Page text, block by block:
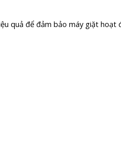
quả để đảm bảo máy giặt